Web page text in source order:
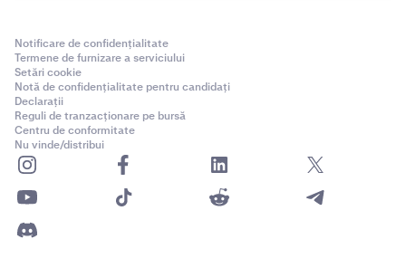
Notificare de confidențialitate
Termene de furnizare a serviciului
Setări cookie
Notă de confidențialitate pentru candidați
Declarații
Reguli de tranzacționare pe bursă
Centru de conformitate
Nu vinde/distribui